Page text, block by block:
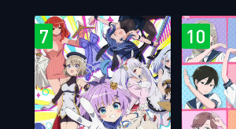
7 10